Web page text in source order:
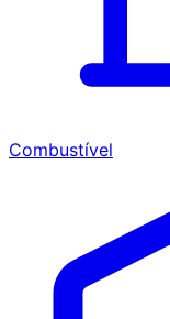
Combustível